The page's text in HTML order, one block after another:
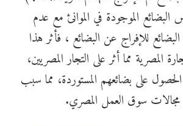
الموجودة في الموانئ مع عدم
للإفراج عن البضائع ، فأثر هذا
المصرية مما أثر على التجار المصريين،
على بضائعهم المستوردة، مما سبب
سوق العمل المصري.